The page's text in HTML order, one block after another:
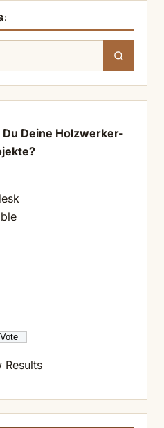
Deine Holzwerker-
Results